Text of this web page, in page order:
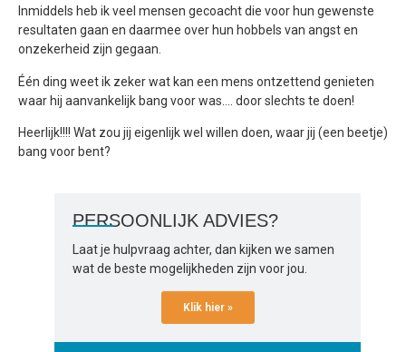
Inmiddels heb ik veel mensen gecoacht die voor hun gewenste
resultaten gaan en daarmee over hun hobbels van angst en
onzekerheid zijn gegaan.
Één ding weet ik zeker wat kan een mens ontzettend genieten
waar hij aanvankelijk bang voor was…. door slechts te doen!
Heerlijk!!!! Wat zou jij eigenlijk wel willen doen, waar jij (een beetje)
bang voor bent?
PERSOONLIJK ADVIES?
Laat je hulpvraag achter, dan kijken we samen
wat de beste mogelijkheden zijn voor jou.
Klik hier »